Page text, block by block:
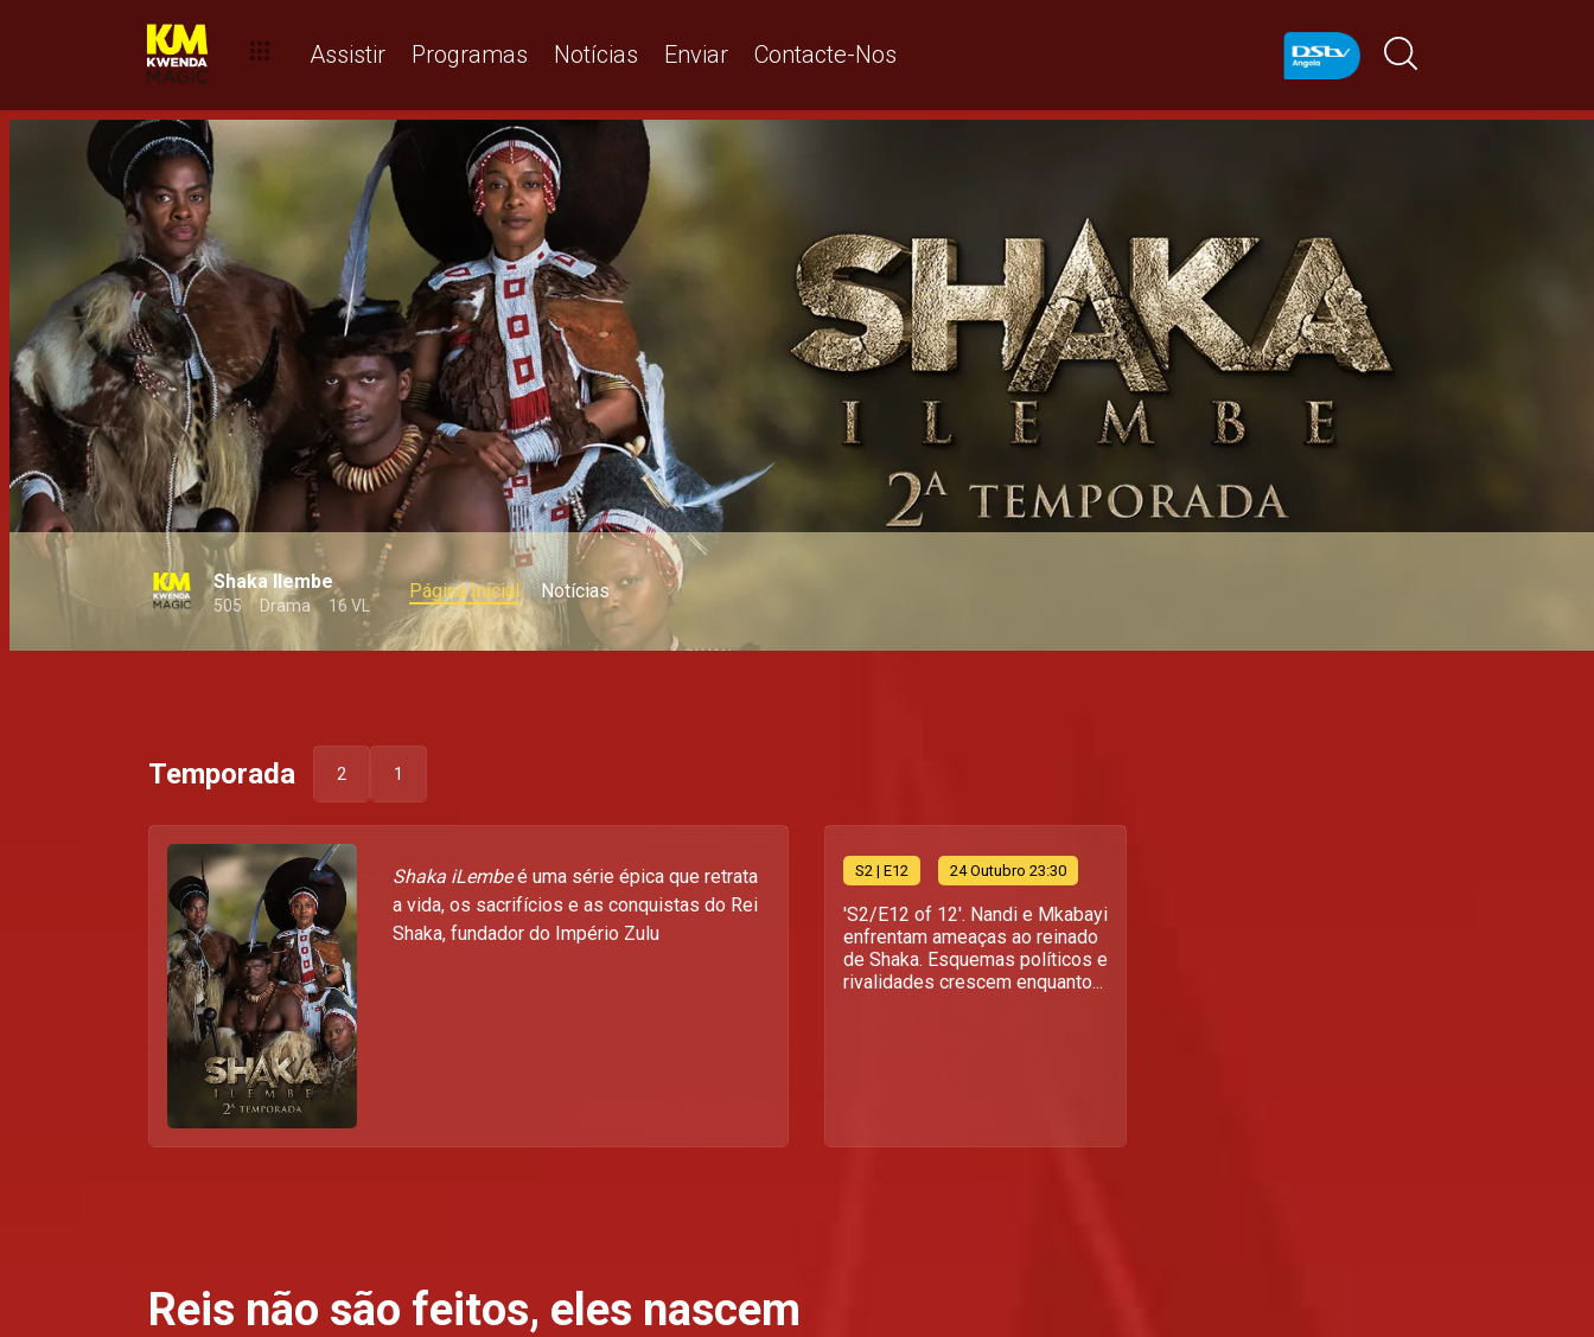
Assistir Programas Notícias Enviar Contacte-Nos
Shaka Ilembe
505 Drama 16 VL
Página Inicial Notícias
Temporada 2 1
Shaka iLembeé uma série épica que retrata
a vida, os sacrifícios e as conquistas do Rei
Shaka, fundador do Império Zulu
S2 | E12 24 Outubro 23:30
'S2/E12 of 12'. Nandi e Mkabayi
enfrentam ameaças ao reinado
de Shaka. Esquemas políticos e
rivalidades crescem enquanto...
Reis não são feitos, eles nascem